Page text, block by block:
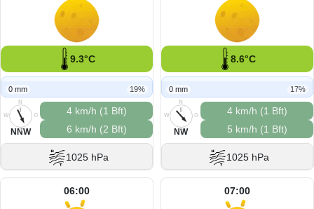
9.3°C
0 mm 19%
N
O
S
W
NNW
4 km/h (1 Bft)
6 km/h (2 Bft)
1025 hPa
8.6°C
0 mm 17%
N
O
S
W
NW
4 km/h (1 Bft)
5 km/h (1 Bft)
1025 hPa
06:00 07:00